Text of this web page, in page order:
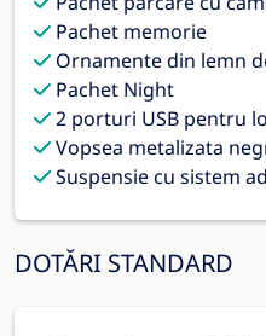
Pachet memorie
Ornamente din lemn
Pachet Night
2 porturi USB pentru
Vopsea metalizata
Suspensie cu sistem
DOTĂRI STANDARD